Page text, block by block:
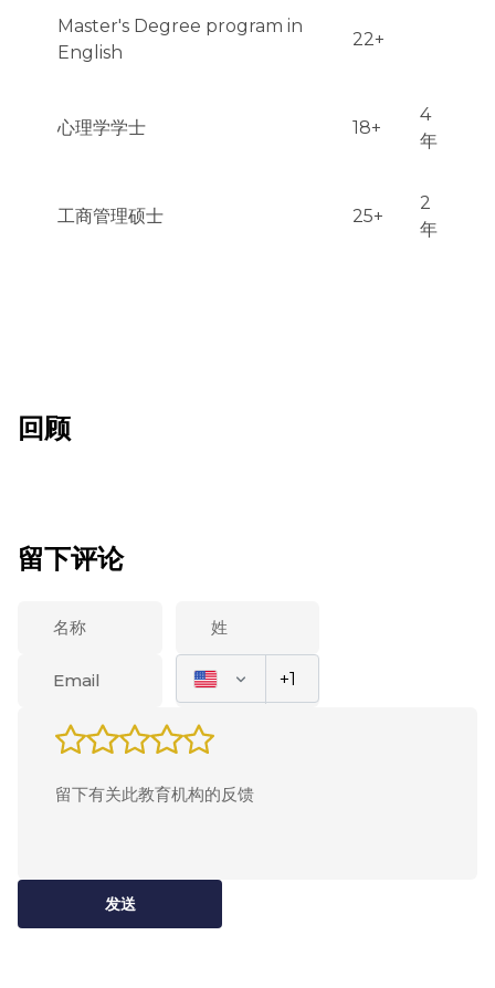
Master's Degree program in
English
22+
心理学学士 18+
4
年
工商管理硕士 25+
2
年
回顾
留下评论
发送